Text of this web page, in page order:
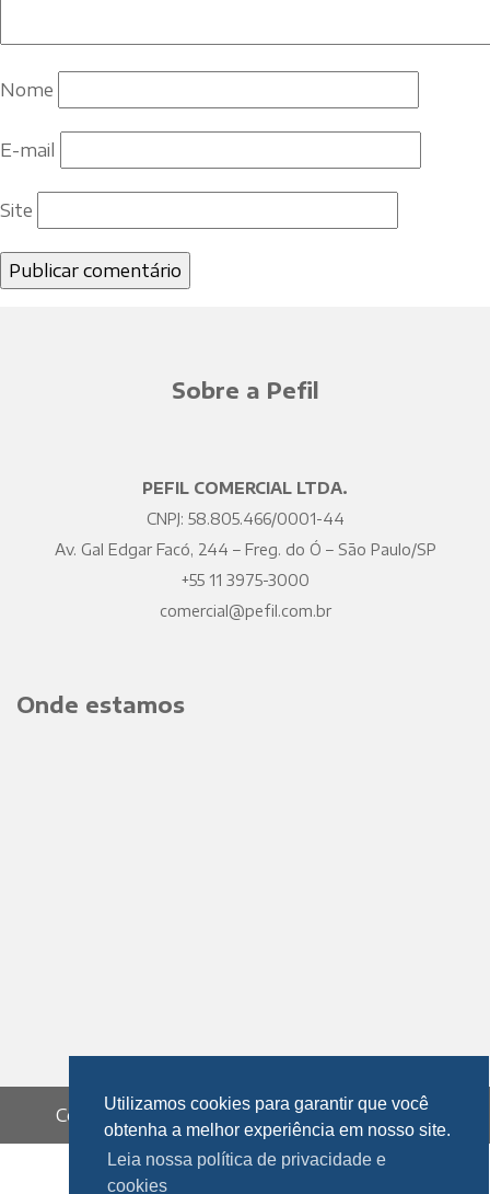
Nome
E-mail
Site
Sobre a Pefil
PEFIL COMERCIAL LTDA.
CNPJ: 58.805.466/0001-44
Av. Gal Edgar Facó, 244 – Freg. do Ó – São Paulo/SP
+55 11 3975-3000
comercial@pefil.com.br
Onde estamos
Copyright 2019 © PEFIL COMERCIAL LTDA.
Utilizamos cookies para garantir que você
obtenha a melhor experiência em nosso site.
Leia nossa política de privacidade e
cookies